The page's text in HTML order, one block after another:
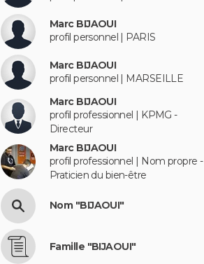
Marc BIJAOUI
profil personnel | PARIS
Marc BIJAOUI
profil personnel | MARSEILLE
Marc BIJAOUI
profil professionnel | KPMG -
Directeur
Marc BIJAOUI
profil professionnel | Nom propre -
Praticien du bien-être
Nom "BIJAOUI"
Famille "BIJAOUI"